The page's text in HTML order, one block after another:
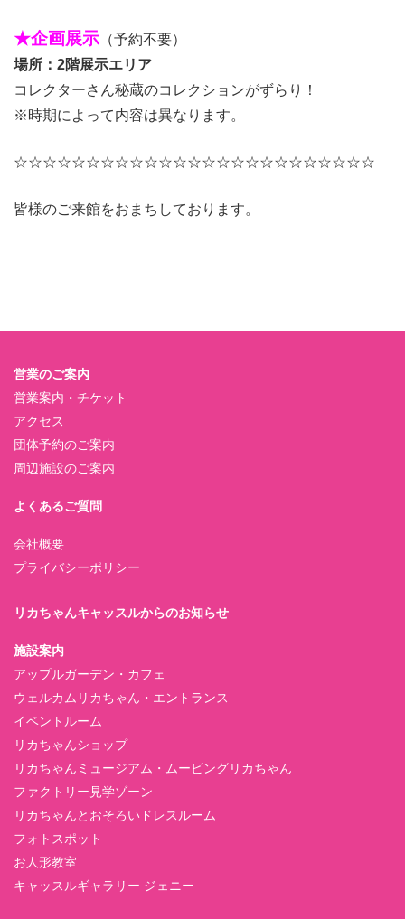
★企画展示 （予約不要）
場所：2階展示エリア
コレクターさん秘蔵のコレクションがずらり！
※時期によって内容は異なります。
☆☆☆☆☆☆☆☆☆☆☆☆☆☆☆☆☆☆☆☆☆☆☆☆☆
皆様のご来館をおまちしております。
営業のご案内
営業案内・チケット
アクセス
団体予約のご案内
周辺施設のご案内
よくあるご質問
会社概要
プライバシーポリシー
リカちゃんキャッスルからのお知らせ
施設案内
アップルガーデン・カフェ
ウェルカムリカちゃん・エントランス
イベントルーム
リカちゃんショップ
リカちゃんミュージアム・ムービングリカちゃん
ファクトリー見学ゾーン
リカちゃんとおそろいドレスルーム
フォトスポット
お人形教室
キャッスルギャラリー ジェニー